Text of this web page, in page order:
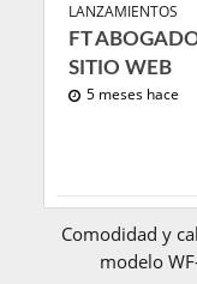
LANZAMIENTOS
FT
SITIO WEB
5 meses hace
Comodidad y
modelo